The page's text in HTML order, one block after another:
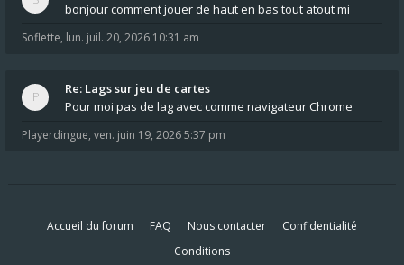
bonjour comment jouer de haut en bas tout atout mi
Soflette, lun. juil. 20, 2026 10:31 am
Re: Lags sur jeu de cartes
Pour moi pas de lag avec comme navigateur Chrome
Playerdingue, ven. juin 19, 2026 5:37 pm
Accueil du forum FAQ Nous contacter
Confidentialité
Conditions